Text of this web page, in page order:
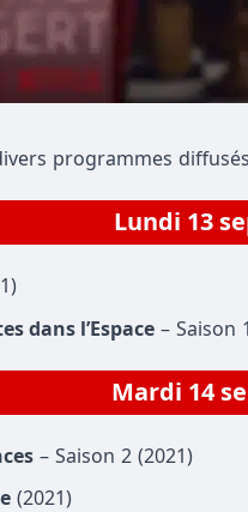
programmes
Lundi 13
dans l’Espace – Saison
Mardi 14
– Saison 2 (2021)
(2021)